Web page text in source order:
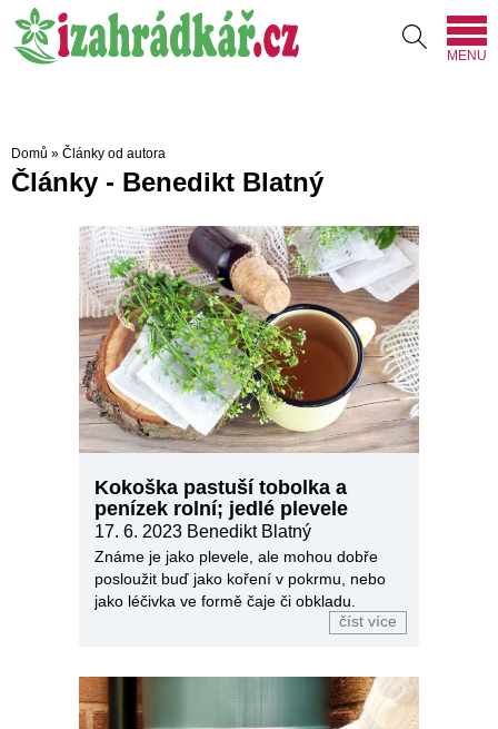
MENU
Domů » Články od autora
Články - Benedikt Blatný
Kokoška pastuší tobolka a
penízek rolní; jedlé plevele
17. 6. 2023 Benedikt Blatný
Známe je jako plevele, ale mohou dobře
posloužit buď jako koření v pokrmu, nebo
jako léčivka ve formě čaje či obkladu.
číst více